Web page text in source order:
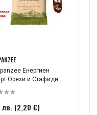
Енергиен
Орехи и Стафиди...
(2,20 €)